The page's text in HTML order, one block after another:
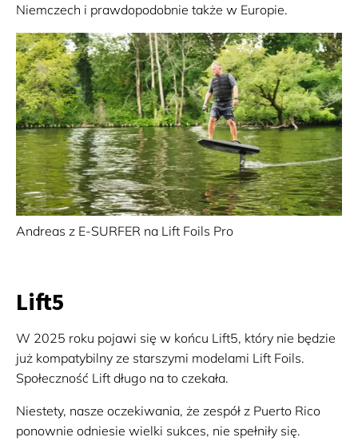
Niemczech i prawdopodobnie także w Europie.
Andreas z E-SURFER na Lift Foils Pro
Lift5
W 2025 roku pojawi się w końcu Lift5, który nie będzie
już kompatybilny ze starszymi modelami Lift Foils.
Społeczność Lift długo na to czekała.
Niestety, nasze oczekiwania, że zespół z Puerto Rico
ponownie odniesie wielki sukces, nie spełniły się.